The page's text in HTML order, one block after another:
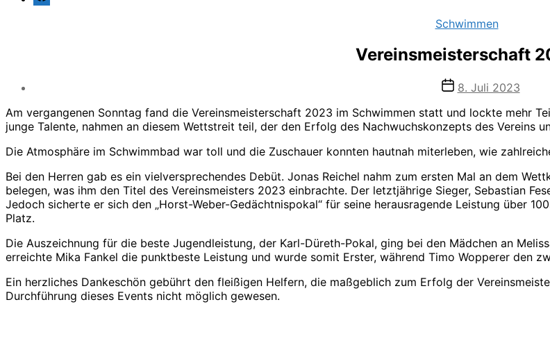
Kategorien
Schwimmen
Vereinsmeisterschaft
8. Juli 2023
Am vergangenen Sonntag fand die Vereinsmeisterschaft 2023 im Schwimmen statt und lockte mehr
junge Talente, nahmen an diesem Wettstreit teil, der den Erfolg des Nachwuchskonzepts des Vereins
Die Atmosphäre im Schwimmbad war toll und die Zuschauer konnten hautnah miterleben, wie
Bei den Herren gab es ein vielversprechendes Debüt. Jonas Reichel nahm zum ersten Mal an dem
belegen, was ihm den Titel des Vereinsmeisters 2023 einbrachte. Der letztjährige Sieger, Sebastian
Jedoch sicherte er sich den „Horst-Weber-Gedächtnispokal“ für seine herausragende Leistung über
Platz.
Die Auszeichnung für die beste Jugendleistung, der Karl-Düreth-Pokal, ging bei den Mädchen an
erreichte Mika Fankel die punktbeste Leistung und wurde somit Erster, während Timo Wopperer den
Ein herzliches Dankeschön gebührt den fleißigen Helfern, die maßgeblich zum Erfolg der
Durchführung dieses Events nicht möglich gewesen.